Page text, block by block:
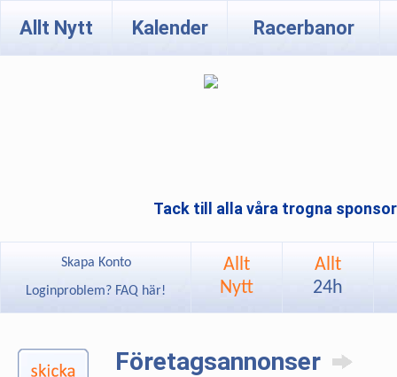
Allt Nytt Kalender Racerbanor
Tack till alla våra trogna
Skapa Konto
Loginproblem? FAQ här!
Allt
Nytt
Allt
24h
Företagsannonser